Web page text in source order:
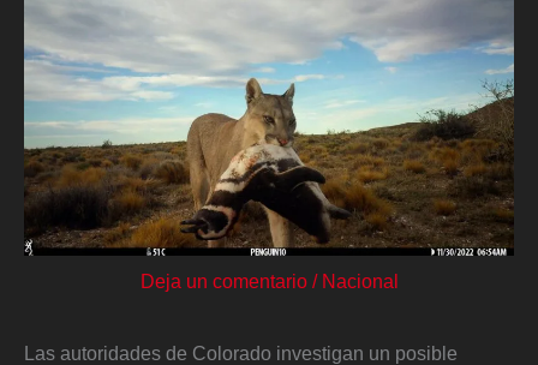
Deja un comentario / Nacional
Las autoridades de Colorado investigan un posible